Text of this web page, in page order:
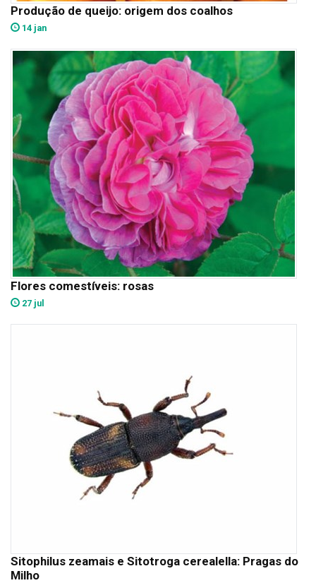
Produção de queijo: origem dos coalhos
14 jan
Flores comestíveis: rosas
27 jul
Sitophilus zeamais e Sitotroga cerealella: Pragas do
Milho